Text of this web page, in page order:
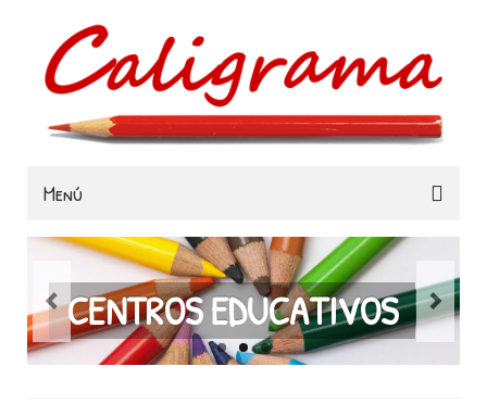
Menú
Familias
Colegios
Museos e Instituciones
CENTROS EDUCATIVOS